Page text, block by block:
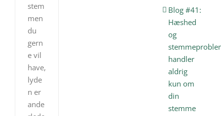
stem
men
du
gern
e vil
have,
lyde
n er
ande
Blog #41:
Hæshed
og
handler
aldrig
kun om
din
stemme